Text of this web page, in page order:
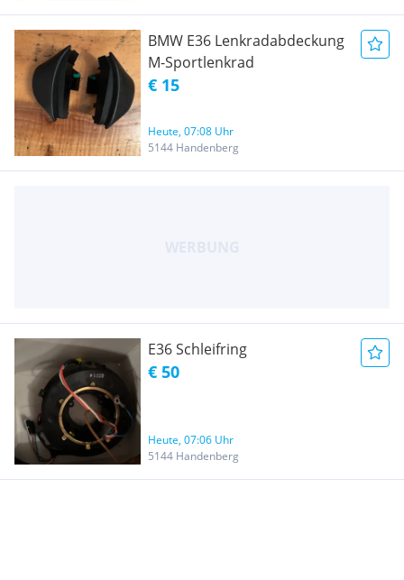
BMW E36 Lenkradabdeckung
M-Sportlenkrad
€ 15
Heute, 07:08 Uhr
5144 Handenberg
E36 Schleifring
€ 50
Heute, 07:06 Uhr
5144 Handenberg